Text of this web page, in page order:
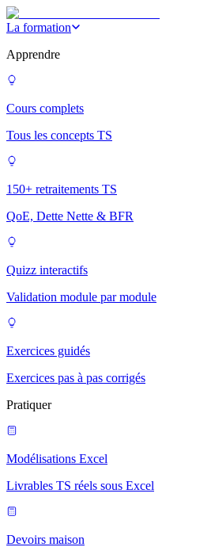
La formation
Apprendre
Cours complets
Tous les concepts TS
150+ retraitements TS
QoE, Dette Nette & BFR
Quizz interactifs
Validation module par module
Exercices guidés
Exercices pas à pas corrigés
Pratiquer
Modélisations Excel
Livrables TS réels sous Excel
Devoirs maison